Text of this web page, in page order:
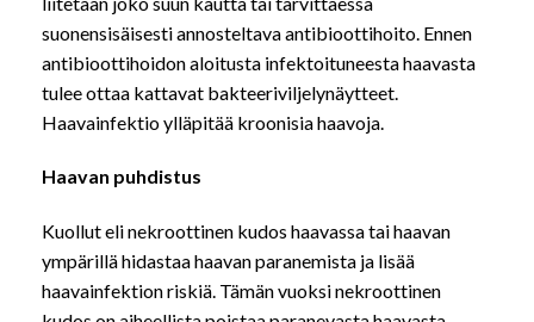
suonensisäisesti annosteltava antibioottihoito. Ennen
antibioottihoidon aloitusta infektoituneesta haavasta
tulee ottaa kattavat bakteeriviljelynäytteet.
Haavainfektio ylläpitää kroonisia haavoja.
Haavan puhdistus
Kuollut eli nekroottinen kudos haavassa tai haavan
ympärillä hidastaa haavan paranemista ja lisää
haavainfektion riskiä. Tämän vuoksi nekroottinen